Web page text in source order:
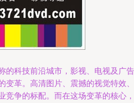
的科技前沿城市，影视、电视及广告
变革。高清图片、震撼的视觉特效、
竞争的标配。而在这场变革的核心，